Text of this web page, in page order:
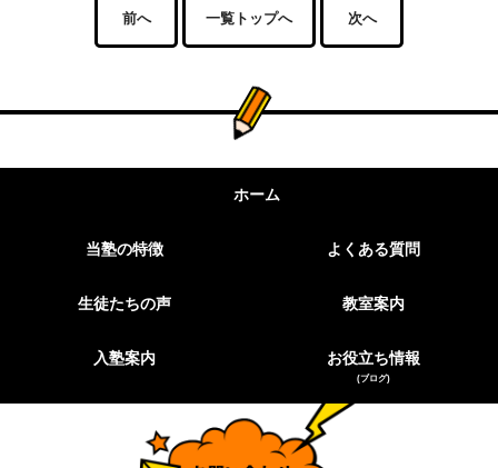
前へ 一覧トップへ 次へ
ホーム
当塾の特徴 よくある質問
生徒たちの声 教室案内
入塾案内 お役立ち情報
(ブログ)